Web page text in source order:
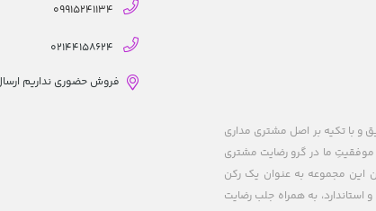
دقیق و با تکیه بر اصل مشتری مداری
موفقیتِ ما در گرو رضایت مشتری
این مجموعه به عنوان یک رکن
به همراه جلب رضایت
09915241134
02144158624
فروش حضوری نداریم ارسال